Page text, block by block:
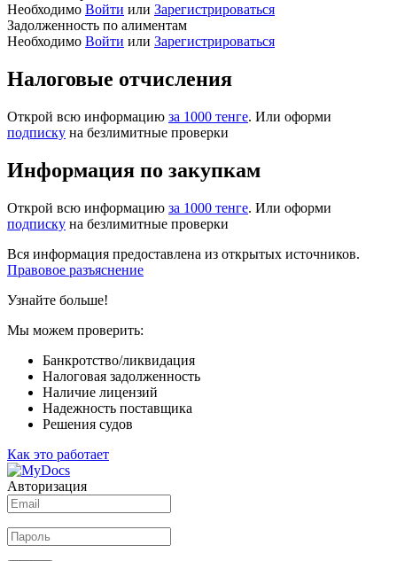
Необходимо Войти или Зарегистрироваться
Задолженность по алиментам
Необходимо Войти или Зарегистрироваться
Налоговые отчисления
Открой всю информацию за 1000 тенге. Или оформи
подписку на безлимитные проверки
Информация по закупкам
Открой всю информацию за 1000 тенге. Или оформи
подписку на безлимитные проверки
Вся информация предоставлена из открытых источников.
Правовое разъяснение
Узнайте больше!
Мы можем проверить:
Банкротство/ликвидация
Налоговая задолженность
Наличие лицензий
Надежность поставщика
Решения судов
Как это работает
Авторизация